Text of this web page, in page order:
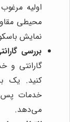
اولیه
محیطی
نمایش
بررسی
گارانتی و
کنید. یک
خدمات پس
می‌دهد.